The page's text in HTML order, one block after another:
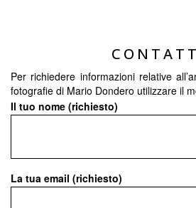
Per richiedere informazioni relative
fotografie di Mario Dondero utilizzare il
Il tuo nome (richiesto)
La tua email (richiesto)